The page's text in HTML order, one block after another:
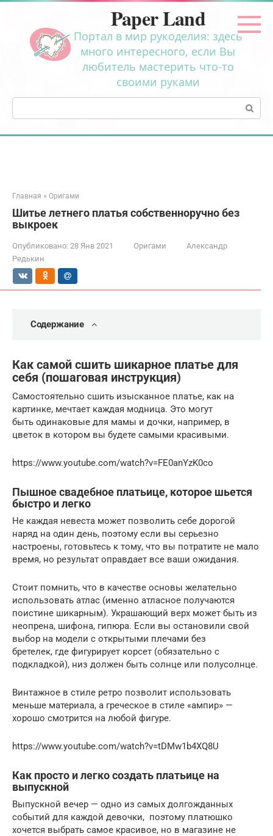
Перейти
контенту
Paper Land
Портал в мир рукоделия: здесь
много интересного, если Вы
любитель мастерить что-то
своими руками
Поиск:
Главная » Оригами
Шитье летнего платья собственноручно без
выкроек
Опубликовано: 28 Янв 2021 Оригами
Александр
Редькин
Содержание
Как самой сшить шикарное платье для
себя (пошаговая инструкция)
Самостоятельно сшить изысканное платье, как на
картинке, мечтает каждая модница. Это могут
быть одинаковые для мамы и дочки, например, в
цветок в котором вы будете самыми красивыми.
https://www.youtube.com/watch?v=FE0anYzK0co
Пышное свадебное платьице, которое шьется
быстро и легко
Не каждая невеста может позволить себе дорогой
наряд на один день, поэтому если вы серьезно
настроены, готовьтесь к тому, что вы потратите не мало
время, но результат оправдает все ваши ожидания.
Стоит помнить, что в качестве основы желательно
использовать атлас (именно атласное получаются
поистине шикарным). Украшающий верх может быть из
неопрена, шифона, гипюра. Если вы остановили свой
выбор на модели с открытыми плечами без
бретелек, где фигурирует корсет (обязательно с
подкладкой), низ должен быть солнце или полусолнце.
Винтажное в стиле ретро позволит использовать
меньше материала, а греческое в стиле «ампир» —
хорошо смотрится на любой фигуре.
https://www.youtube.com/watch?v=tDMw1b4XQ8U
Как просто и легко создать платьице на
выпускной
Выпускной вечер — одно из самых долгожданных
событий для каждой девочки, поэтому платюшко
хочется выбрать самое красивое, но в магазине не